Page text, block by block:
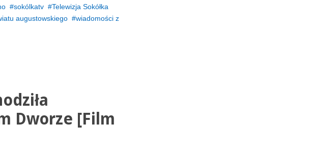
sokólkatv
Telewizja Sokółka
augustowskiego
wiadomości z
Dworze [Film